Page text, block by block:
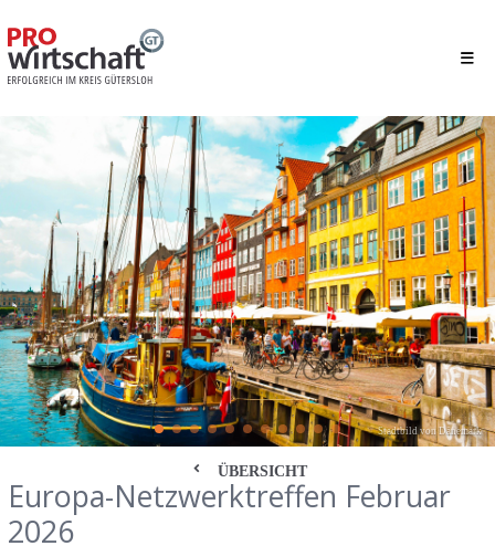
Stadtbild von Dänemark
ÜBERSICHT
Europa-Netzwerktreffen Februar
2026